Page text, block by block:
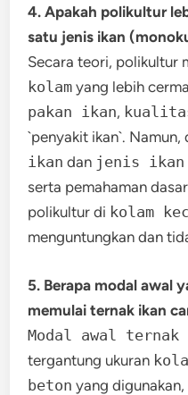
4. Apakah polikultur
satu jenis ikan
Secara teori, polikultur
kolam yang lebih
pakan ikan,
`penyakit ikan`.
ikan dan jenis
serta pemahaman
polikultur di kolam
menguntungkan dan
5. Berapa modal awal
memulai ternak ikan
Modal awal ternak
tergantung ukuran
beton yang digunakan,